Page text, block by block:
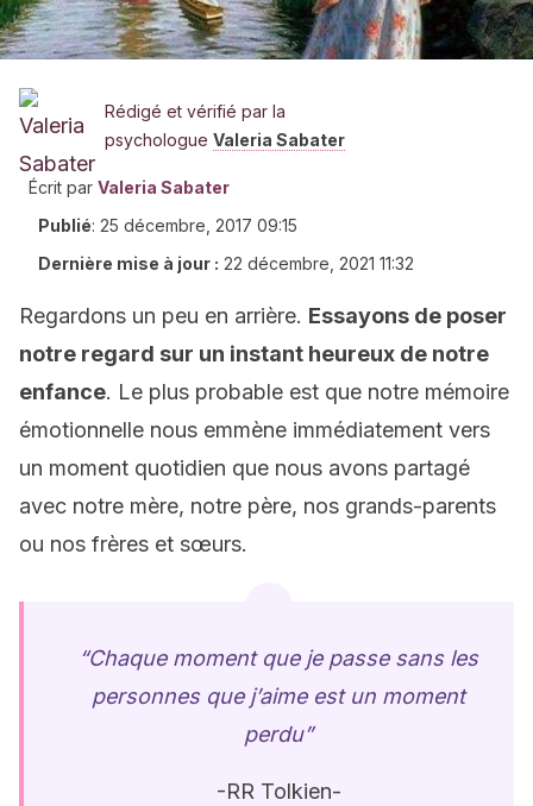
Rédigé et vérifié par la
psychologue Valeria Sabater
Écrit par Valeria Sabater
Publié: 25 décembre, 2017 09:15
Dernière mise à jour : 22 décembre, 2021 11:32
Regardons un peu en arrière. Essayons de poser
notre regard sur un instant heureux de notre
enfance. Le plus probable est que notre mémoire
émotionnelle nous emmène immédiatement vers
un moment quotidien que nous avons partagé
avec notre mère, notre père, nos grands-parents
ou nos frères et sœurs.
“Chaque moment que je passe sans les
personnes que j’aime est un moment
perdu”
-RR Tolkien-